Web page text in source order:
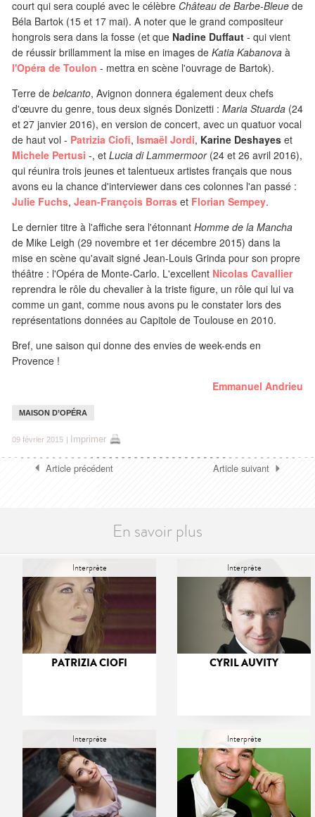
court qui sera couplé avec le célèbre Château de Barbe-Bleue de
Béla Bartok (15 et 17 mai). A noter que le grand compositeur
hongrois sera dans la fosse (et que Nadine Duffaut - qui vient
de réussir brillamment la mise en images de Katia Kabanova à
l'Opéra de Toulon - mettra en scène l'ouvrage de Bartok).
Terre de belcanto, Avignon donnera également deux chefs
d'œuvre du genre, tous deux signés Donizetti : Maria Stuarda (24
et 27 janvier 2016), en version de concert, avec un quatuor vocal
de haut vol - Patrizia Ciofi, Ismaël Jordi, Karine Deshayes et
Michele Pertusi -, et Lucia di Lammermoor(24 et 26 avril 2016),
qui réunira trois jeunes et talentueux artistes français que nous
avons eu la chance d'interviewer dans ces colonnes l'an passé :
Julie Fuchs, Jean-François Borras et Florian Sempey.
Le dernier titre à l'affiche sera l'étonnant Homme de la Mancha
de Mike Leigh (29 novembre et 1er décembre 2015) dans la
mise en scène qu'avait signé Jean-Louis Grinda pour son propre
théâtre : l'Opéra de Monte-Carlo. L'excellent Nicolas Cavallier
reprendra le rôle du chevalier à la triste figure, un rôle qui lui va
comme un gant, comme nous avons pu le constater lors des
représentations données au Capitole de Toulouse en 2010.
Bref, une saison qui donne des envies de week-ends en
Provence !
Emmanuel Andrieu
MAISON D’OPÉRA
09 février 2015 | Imprimer
Article précédent Article suivant
En savoir plus
Interprète
PATRIZIA CIOFI
Interprète
CYRIL AUVITY
Interprète Interprète